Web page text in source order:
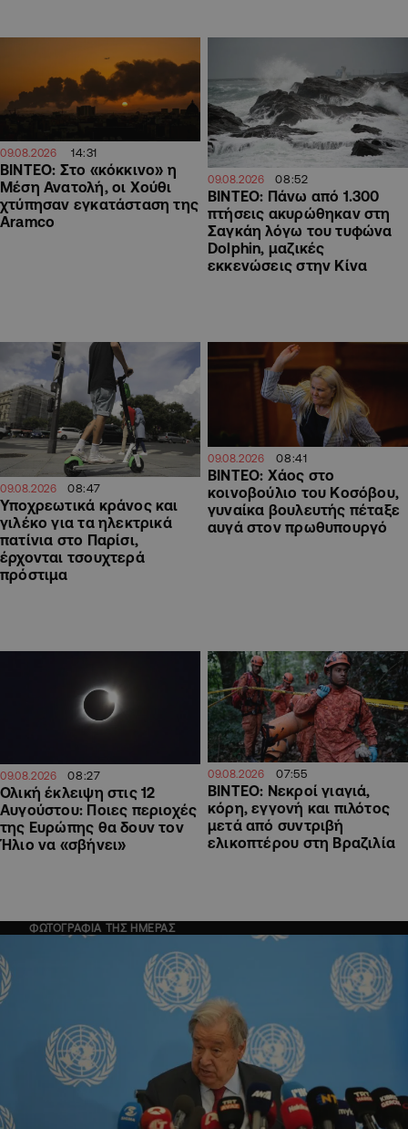
09.08.2026 14:31
ΒΙΝΤΕΟ: Στο «κόκκινο» η
Μέση Ανατολή, οι Χούθι
χτύπησαν εγκατάσταση της
Aramco
09.08.2026 08:52
ΒΙΝΤΕΟ: Πάνω από 1.300
πτήσεις ακυρώθηκαν στη
Σαγκάη λόγω του τυφώνα
Dolphin, μαζικές
εκκενώσεις στην Κίνα
09.08.2026 08:47
Υποχρεωτικά κράνος και
γιλέκο για τα ηλεκτρικά
πατίνια στο Παρίσι,
έρχονται τσουχτερά
πρόστιμα
09.08.2026 08:41
ΒΙΝΤΕΟ: Χάος στο
κοινοβούλιο του Κοσόβου,
γυναίκα βουλευτής πέταξε
αυγά στον πρωθυπουργό
09.08.2026 08:27
Ολική έκλειψη στις 12
Αυγούστου: Ποιες περιοχές
της Ευρώπης θα δουν τον
Ήλιο να «σβήνει»
09.08.2026 07:55
ΒΙΝΤΕΟ: Νεκροί γιαγιά,
κόρη, εγγονή και πιλότος
μετά από συντριβή
ελικοπτέρου στη Βραζιλία
ΦΩΤΟΓΡΑΦΙΑ ΤΗΣ ΗΜΕΡΑΣ